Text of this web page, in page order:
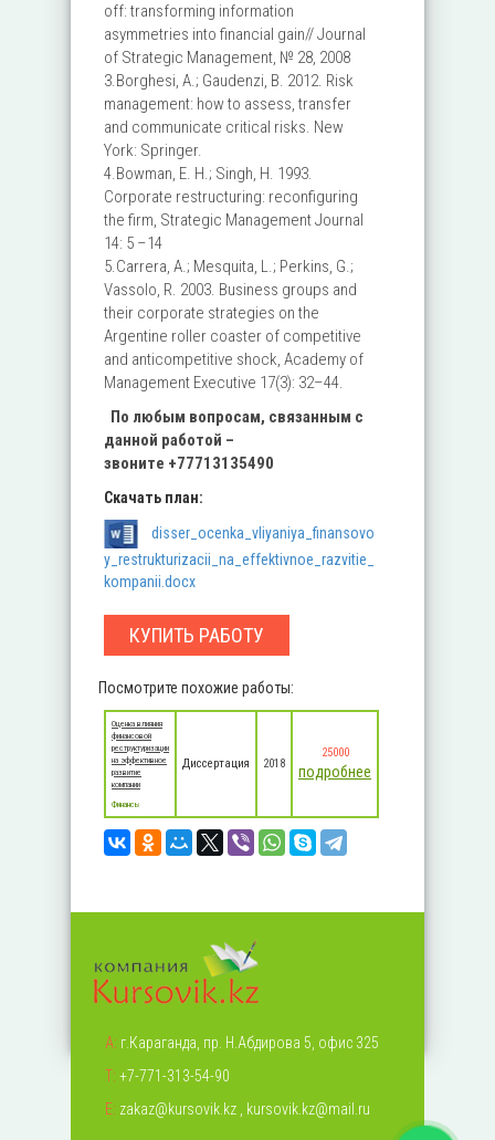
off: transforming information
asymmetries into financial gain// Journal
of Strategic Management, № 28, 2008
3.Borghesi, A.; Gaudenzi, B. 2012. Risk
management: how to assess, transfer
and communicate critical risks. New
York: Springer.
4.Bowman, E. H.; Singh, H. 1993.
Corporate restructuring: reconfiguring
the firm, Strategic Management Journal
14: 5 –14
5.Carrera, A.; Mesquita, L.; Perkins, G.;
Vassolo, R. 2003. Business groups and
their corporate strategies on the
Argentine roller coaster of competitive
and anticompetitive shock, Academy of
Management Executive 17(3): 32–44.
По любым вопросам, связанным с
данной работой –
звоните +77713135490
Скачать план:
disser_ocenka_vliyaniya_finansovo
y_restrukturizacii_na_effektivnoe_razvitie_
kompanii.docx
КУПИТЬ РАБОТУ
Посмотрите похожие работы:
Оценка влияния
финансовой
реструктуризации
на эффективное
развитие
компании
Финансы
Диссертация 2018
25000
подробнее
А: г.Караганда, пр. Н.Абдирова 5, офис 325
Т: +7-771-313-54-90
Е: zakaz@kursovik.kz , kursovik.kz@mail.ru